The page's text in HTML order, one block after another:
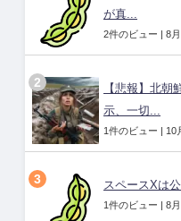
が真...
2件のビュー | 8
【悲報】北
示、一切...
1件のビュー | 10
スペースXは
1件のビュー | 8